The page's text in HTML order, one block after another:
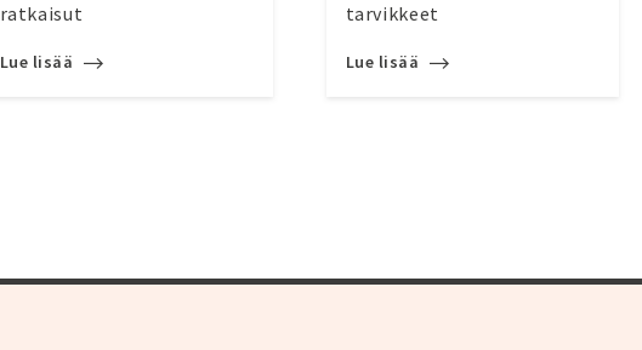
ratkaisut
Lue lisää
tarvikkeet
Lue lisää